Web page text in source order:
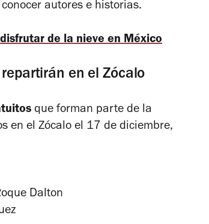
autores e historias.
de la nieve en México
en el Zócalo
que forman parte de la
en el Zócalo el 17 de diciembre,
Dalton